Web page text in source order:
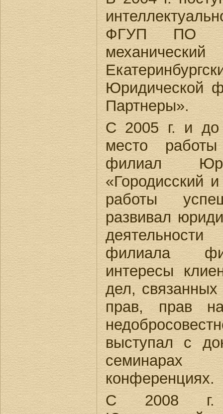
ФГУП ПО
Юридической
Партнеры».
С 2005 г. и до
место работы
филиал
«Городисский
работы
развивал
филиала
интересы
дел,
прав, прав
выступал с
конференциях.
С 2008 г.